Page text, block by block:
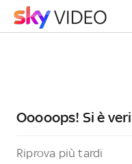
Ooooops! Si è
Riprova più tardi